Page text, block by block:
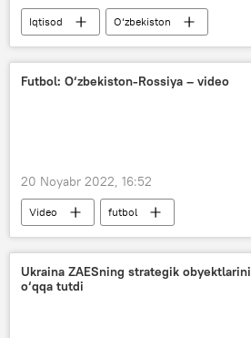
Iqtisod
O‘zbekiston
Davlat statistika qo‘mitasi
benzin
Futbol: O‘zbekiston-Rossiya – video
20 Noyabr 2022, 16:52
Video futbol
Ukraina ZAESning strategik obyektlarini
o‘qqa tutdi